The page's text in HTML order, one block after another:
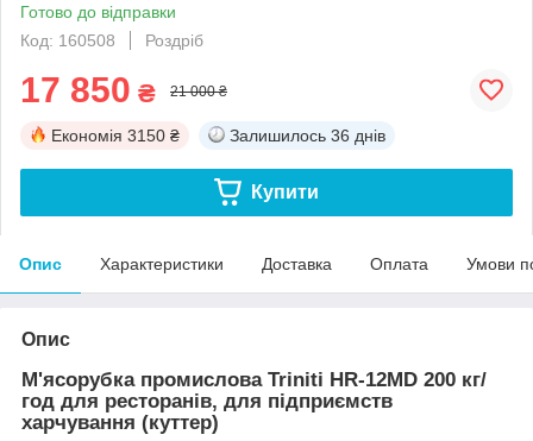
Готово до відправки
Код: 160508
Роздріб
17 850 ₴ 21 000 ₴
Економія 3150 ₴ Залишилось 36 днів
Купити
Опис Характеристики Доставка Оплата Умови
Опис
М'ясорубка промислова Triniti HR-12MD 200 кг/
год для ресторанів, для підприємств
харчування (куттер)